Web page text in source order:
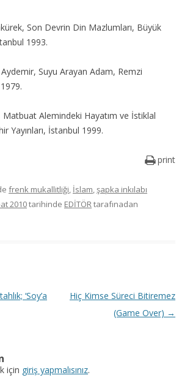
Son Devrin Din Mazlumları, Büyük
1993.
Suyu Arayan Adam, Remzi
Alemindeki Hayatım ve İstiklal
Yayınları, İstanbul 1999.
print
frenk mukallitliği, İslam,şapka inkılabı
2010tarihinde EDİTÖRtarafınadan
‘Soy’a
Hiç Kimse Süreci Bitiremez
(Game Over) →
için giriş yapmalısınız.